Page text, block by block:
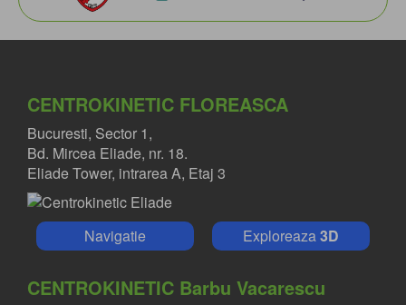
CENTROKINETIC FLOREASCA
Bucuresti, Sector 1,
Bd. Mircea Eliade, nr. 18.
Eliade Tower, intrarea A, Etaj 3
Navigatie Exploreaza3D
CENTROKINETIC Barbu Vacarescu